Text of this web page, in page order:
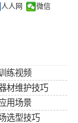
人人网 微信
练视频
材维护技巧
用场景
选型技巧